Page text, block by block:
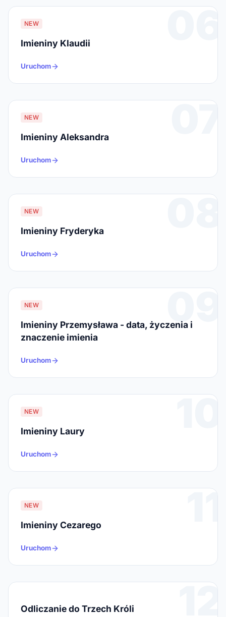
06
NEW
Imieniny Klaudii
Uruchom
07
NEW
Imieniny Aleksandra
Uruchom
08
NEW
Imieniny Fryderyka
Uruchom
09
NEW
Imieniny Przemysława - data, życzenia i
znaczenie imienia
Uruchom
10
NEW
Imieniny Laury
Uruchom
11
NEW
Imieniny Cezarego
Uruchom
12
Odliczanie do Trzech Króli